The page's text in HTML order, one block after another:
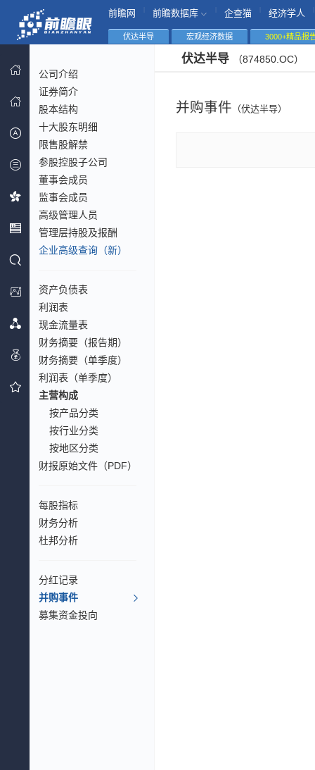
前瞻网 前瞻数据库 企查猫 经济学人
伏达半导 宏观经济数据 3000+精品报
公司介绍
证券简介
股本结构
十大股东明细
限售股解禁
参股控股子公司
董事会成员
监事会成员
高级管理人员
管理层持股及报酬
企业高级查询（新）
资产负债表
利润表
现金流量表
财务摘要（报告期）
财务摘要（单季度）
利润表（单季度）
主营构成
按产品分类
按行业分类
按地区分类
财报原始文件（PDF）
每股指标
财务分析
杜邦分析
分红记录
并购事件
募集资金投向
伏达半导 （874850.OC）
并购事件 （伏达半导）